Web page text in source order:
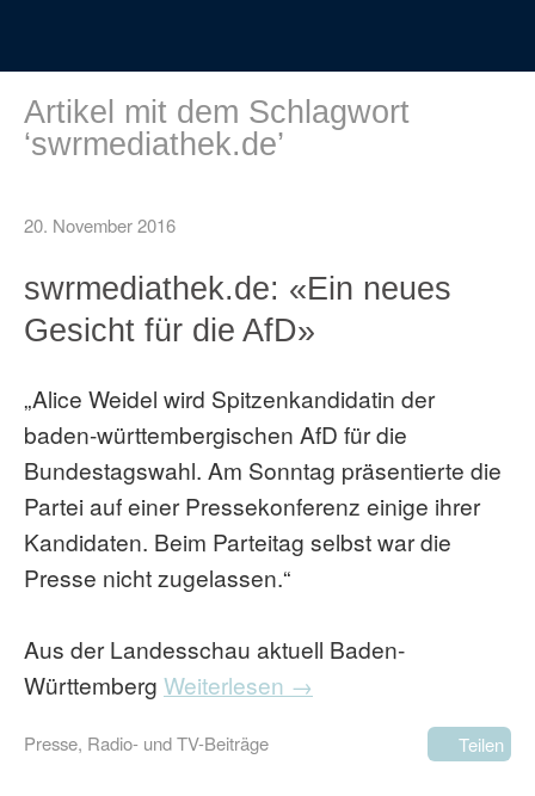
Artikel mit dem Schlagwort
‘swrmediathek.de’
20. November 2016
swrmediathek.de: «Ein neues
Gesicht für die AfD»
„Alice Weidel wird Spitzenkandidatin der
baden-württembergischen AfD für die
Bundestagswahl. Am Sonntag präsentierte die
Partei auf einer Pressekonferenz einige ihrer
Kandidaten. Beim Parteitag selbst war die
Presse nicht zugelassen.“
Aus der Landesschau aktuell Baden-
Württemberg Weiterlesen →
Presse, Radio- und TV-Beiträge Teilen